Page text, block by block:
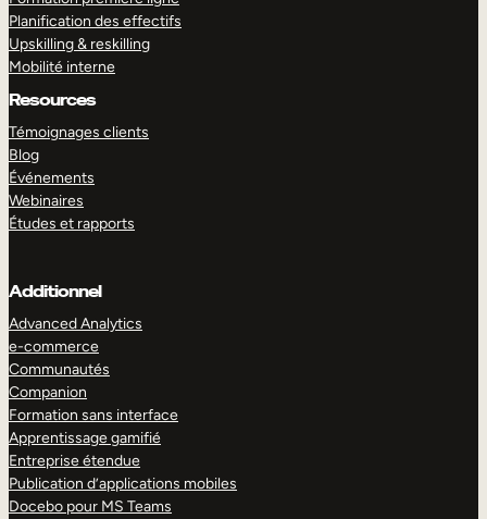
Planification des effectifs
Upskilling & reskilling
Mobilité interne
Resources
Témoignages clients
Blog
Événements
Webinaires
Études et rapports
Additionnel
Advanced Analytics
e-commerce
Communautés
Companion
Formation sans interface
Apprentissage gamifié
Entreprise étendue
Publication d’applications mobiles
Docebo pour MS Teams